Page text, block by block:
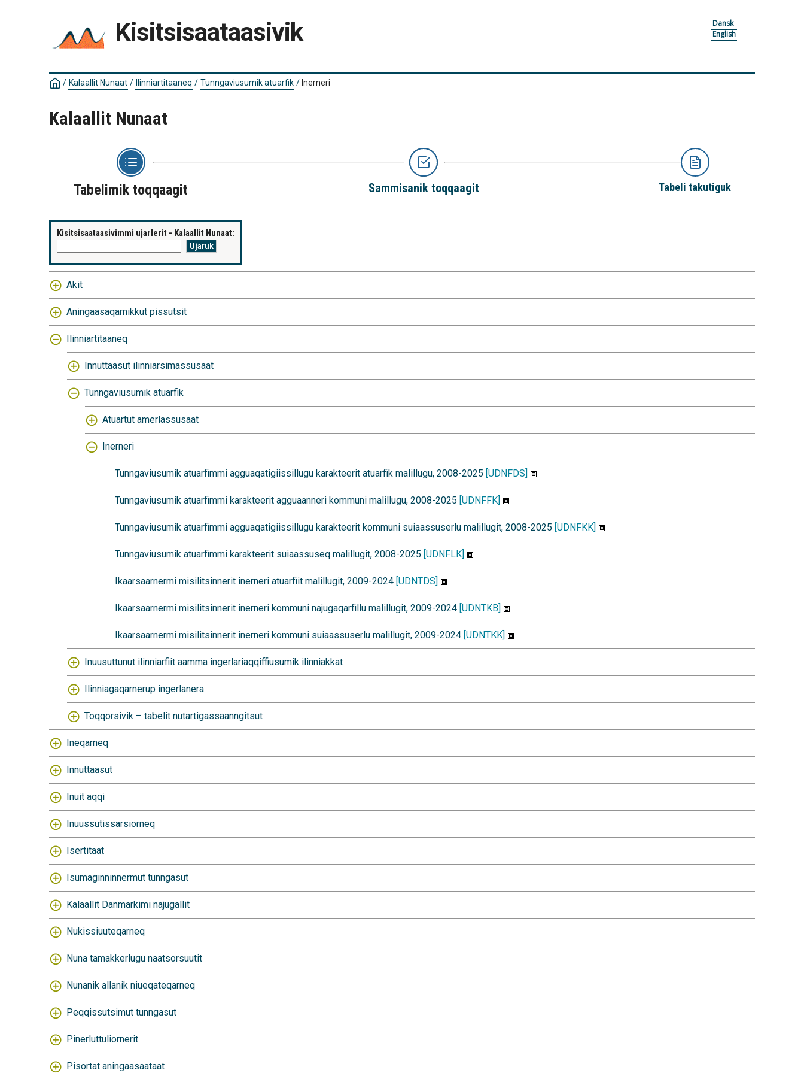
Kisitsisaataasivik
Dansk
English
/ Kalaallit Nunaat / Ilinniartitaaneq / Tunngaviusumik atuarfik / Inerneri
Kalaallit Nunaat
Tabelimik toqqaagit Sammisanik toqqaagit Tabeli takutiguk
Kisitsisaataasivimmi ujarlerit - Kalaallit Nunaat:
Akit
Aningaasaqarnikkut pissutsit
Ilinniartitaaneq
Innuttaasut ilinniarsimassusaat
Tunngaviusumik atuarfik
Atuartut amerlassusaat
Inerneri
Tunngaviusumik atuarfimmi agguaqatigiissillugu karakteerit atuarfik malillugu, 2008-2025 [UDNFDS]
Tunngaviusumik atuarfimmi karakteerit agguaanneri kommuni malillugu, 2008-2025 [UDNFFK]
Tunngaviusumik atuarfimmi agguaqatigiissillugu karakteerit kommuni suiaassuserlu malillugit, 2008-2025 [UDNFKK]
Tunngaviusumik atuarfimmi karakteerit suiaassuseq malillugit, 2008-2025 [UDNFLK]
Ikaarsaarnermi misilitsinnerit inerneri atuarfiit malillugit, 2009-2024 [UDNTDS]
Ikaarsaarnermi misilitsinnerit inerneri kommuni najugaqarfillu malillugit, 2009-2024 [UDNTKB]
Ikaarsaarnermi misilitsinnerit inerneri kommuni suiaassuserlu malillugit, 2009-2024 [UDNTKK]
Inuusuttunut ilinniarfiit aamma ingerlariaqqiffiusumik ilinniakkat
Ilinniagaqarnerup ingerlanera
Toqqorsivik – tabelit nutartigassaanngitsut
Ineqarneq
Innuttaasut
Inuit aqqi
Inuussutissarsiorneq
Isertitaat
Isumaginninnermut tunngasut
Kalaallit Danmarkimi najugallit
Nukissiuuteqarneq
Nuna tamakkerlugu naatsorsuutit
Nunanik allanik niueqateqarneq
Peqqissutsimut tunngasut
Pinerluttuliornerit
Pisortat aningaasaataat